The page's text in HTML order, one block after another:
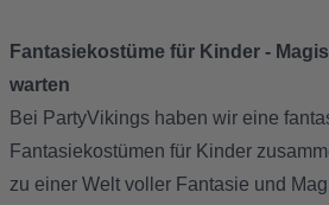
Fantasiekostüme für Kinder -
warten
Bei PartyVikings haben wir eine
Fantasiekostümen für Kinder
zu einer Welt voller Fantasie und